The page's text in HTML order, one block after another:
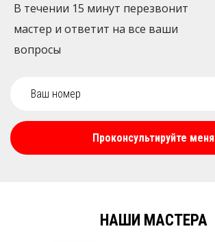
В течении 15 минут перезвонит
мастер и ответит на все ваши
вопросы
Проконсультируйте меня
НАШИ МАСТЕРА